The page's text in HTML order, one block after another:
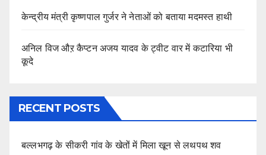
केन्द्रीय मंत्री कृष्णपाल गुर्जर ने नेताओं को बताया मदमस्त हाथी
अनिल विज औऱ कैप्टन अजय यादव के ट्वीट वार में कटारिया भी
कूदे
RECENT POSTS
बल्लभगढ़ के सीकरी गांव के खेतों में मिला खून से लथपथ शव